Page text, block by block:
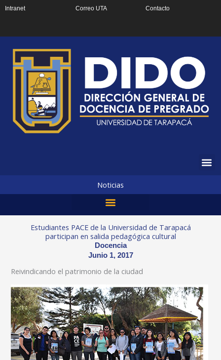
Intranet Correo UTA Contacto
Noticias
Estudiantes PACE de la Universidad de Tarapacá
participan en salida pedagógica cultural
Docencia
Junio 1, 2017
Reivindicando el patrimonio de la ciudad